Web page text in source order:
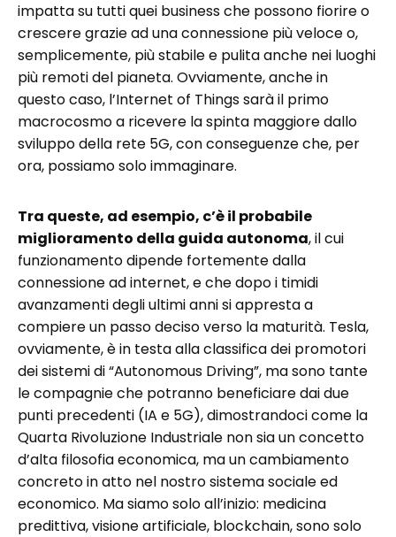
impatta su tutti quei business che possono fiorire o
crescere grazie ad una connessione più veloce o,
semplicemente, più stabile e pulita anche nei luoghi
più remoti del pianeta. Ovviamente, anche in
questo caso, l’Internet of Things sarà il primo
macrocosmo a ricevere la spinta maggiore dallo
sviluppo della rete 5G, con conseguenze che, per
ora, possiamo solo immaginare.
Tra queste, ad esempio, c’è il probabile
miglioramento della guida autonoma, il cui
funzionamento dipende fortemente dalla
connessione ad internet, e che dopo i timidi
avanzamenti degli ultimi anni si appresta a
compiere un passo deciso verso la maturità. Tesla,
ovviamente, è in testa alla classifica dei promotori
dei sistemi di “Autonomous Driving”, ma sono tante
le compagnie che potranno beneficiare dai due
punti precedenti (IA e 5G), dimostrandoci come la
Quarta Rivoluzione Industriale non sia un concetto
d’alta filosofia economica, ma un cambiamento
concreto in atto nel nostro sistema sociale ed
economico. Ma siamo solo all’inizio: medicina
predittiva, visione artificiale, blockchain, sono solo